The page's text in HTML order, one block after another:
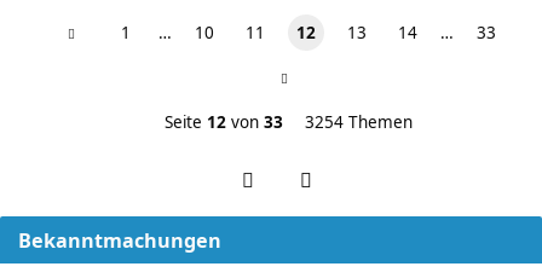
1 … 10 11 12 13 14 … 33
Seite 12von 33 3254 Themen
Bekanntmachungen